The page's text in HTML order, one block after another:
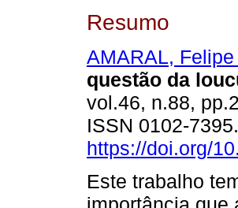
Resumo
AMARAL,
questão da
vol.46, n.88,
ISSN 0102-7395.
https://doi.org/
Este trabalho